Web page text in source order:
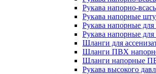
Рукава напорно-
Рукава напорные
Рукава напорные
Рукава напорные
Шланги для
Шланги ПВХ
Шланги напорные
Рукава высокого